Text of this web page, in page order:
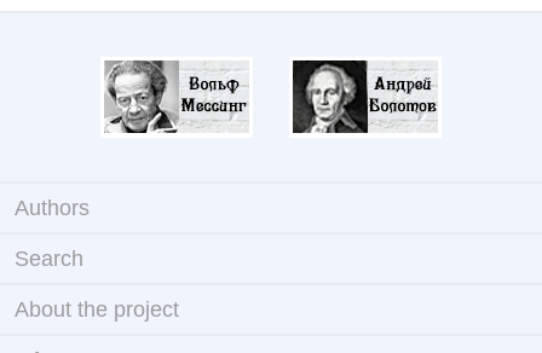
Authors
Search
About the project